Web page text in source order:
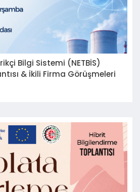
Bilgi Sistemi (NETBİS)
& İkili Firma Görüşmeleri